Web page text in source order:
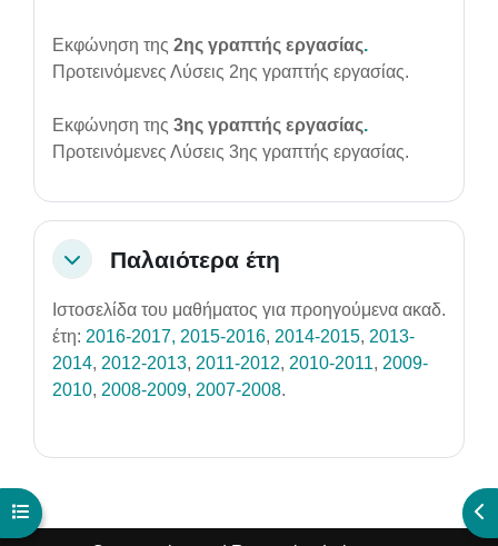
Open course index
Εκφώνηση της 2ης γραπτής εργασίας.
Προτεινόμενες Λύσεις 2ης γραπτής εργασίας.
Εκφώνηση της 3ης γραπτής εργασίας.
Προτεινόμενες Λύσεις 3ης γραπτής εργασίας.
CollapseΠαλαιότερα έτη
Ιστοσελίδα του μαθήματος για προηγούμενα ακαδ.
έτη: 2016-2017, 2015-2016, 2014-2015, 2013-
2014, 2012-2013, 2011-2012, 2010-2011, 2009-
2010, 2008-2009, 2007-2008.